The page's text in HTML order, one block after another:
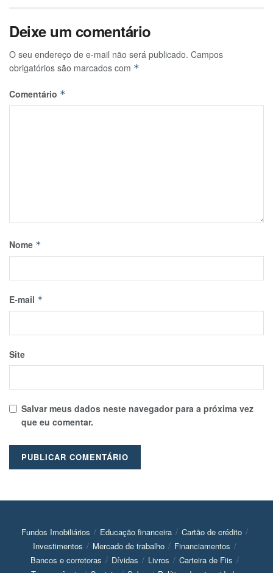
Deixe um comentário
O seu endereço de e-mail não será publicado. Campos
obrigatórios são marcados com *
Comentário *
Nome *
E-mail *
Site
Salvar meus dados neste navegador para a próxima vez
que eu comentar.
Fundos Imobiliários Educação financeira
Cartão de crédito
Investimentos
Mercado de trabalho
Financiamentos
Bancos e corretoras
Dívidas Livros
Carteira de Fiis